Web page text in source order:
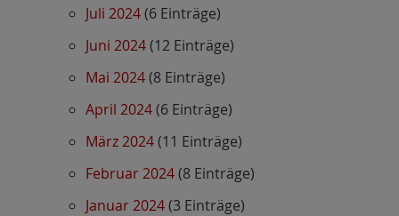
Juli 2024(6 Einträge)
Juni 2024(12 Einträge)
Mai 2024(8 Einträge)
April 2024(6 Einträge)
März 2024(11 Einträge)
Februar 2024(8 Einträge)
Januar 2024(3 Einträge)